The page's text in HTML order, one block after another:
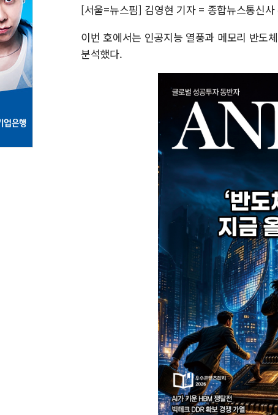
[서울=뉴스핌] 김영현 기자 = 종합뉴스통신
이번 호에서는 인공지능 열풍과 메모리 반도
분석했다.